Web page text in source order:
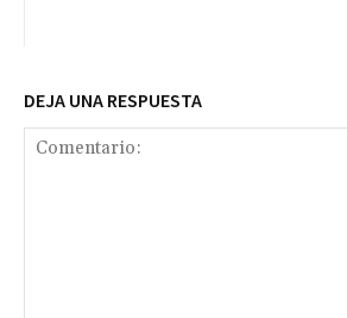
DEJA UNA RESPUESTA